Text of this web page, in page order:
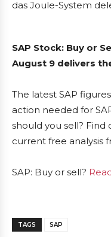
das Joule-System
SAP Stock: Buy or
August 9 delivers
The latest SAP
action needed for
should you sell?
current free analysis
SAP: Buy or sell?
TAGS SAP